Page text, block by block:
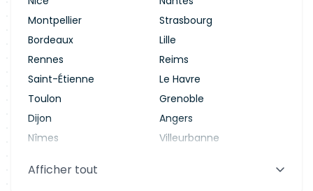
Montpellier
Strasbourg
Bordeaux
Lille
Rennes
Reims
Saint-Étienne
Le Havre
Toulon
Grenoble
Dijon
Angers
Nîmes
Villeurbanne
Aix-en-Provence
Afficher tout